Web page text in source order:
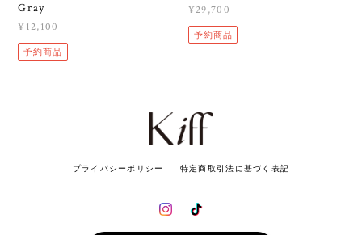
Gray
¥12,100
予約商品
¥29,700
予約商品
プライバシーポリシー 特定商取引法に基づく表記